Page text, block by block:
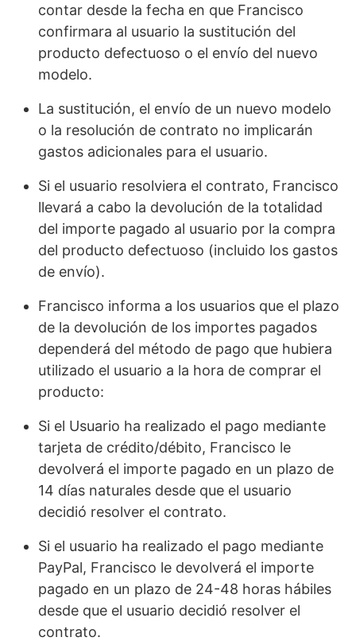
contar desde la fecha en que Francisco
confirmara al usuario la sustitución del
producto defectuoso o el envío del nuevo
modelo.
La sustitución, el envío de un nuevo modelo
o la resolución de contrato no implicarán
gastos adicionales para el usuario.
Si el usuario resolviera el contrato, Francisco
llevará a cabo la devolución de la totalidad
del importe pagado al usuario por la compra
del producto defectuoso (incluido los gastos
de envío).
Francisco informa a los usuarios que el plazo
de la devolución de los importes pagados
dependerá del método de pago que hubiera
utilizado el usuario a la hora de comprar el
producto:
Si el Usuario ha realizado el pago mediante
tarjeta de crédito/débito, Francisco le
devolverá el importe pagado en un plazo de
14 días naturales desde que el usuario
decidió resolver el contrato.
Si el usuario ha realizado el pago mediante
PayPal, Francisco le devolverá el importe
pagado en un plazo de 24-48 horas hábiles
desde que el usuario decidió resolver el
contrato.